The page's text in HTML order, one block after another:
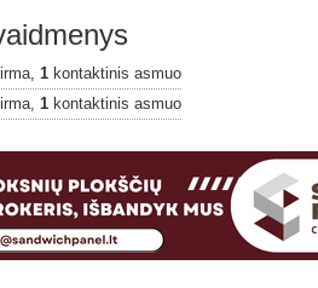
1 kontaktinis asmuo
1 kontaktinis asmuo